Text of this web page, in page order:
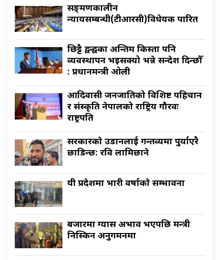
सङ्क्रमणकालीन
न्यायसम्बन्धी(टीआरसी)विधेयक पारित
छिट्टै द्वन्द्वका अन्तिम किस्ता पनि
व्यवस्थापन भइसक्यो भन्ने सन्देश दिन्छौँ
: प्रधानमन्त्री ओली
आदिवासी जनजातिको विशिष्ट पहिचान
र संस्कृति नेपालको राष्ट्रिय गौरवः
राष्ट्रपति
सरकारकाे उडानलाई गन्तव्यमा पुर्याएरै
छाडिन्छ: रवि लामिछाने
यी प्रदेशमा भारी वर्षाकाे सम्भावना
बजारमा ग्यास अभाव भएपछि मन्त्री
निस्किन अनुगमनमा